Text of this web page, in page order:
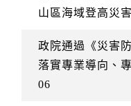
山區海域登高災
政院通過《災害
落實專業導向、
06